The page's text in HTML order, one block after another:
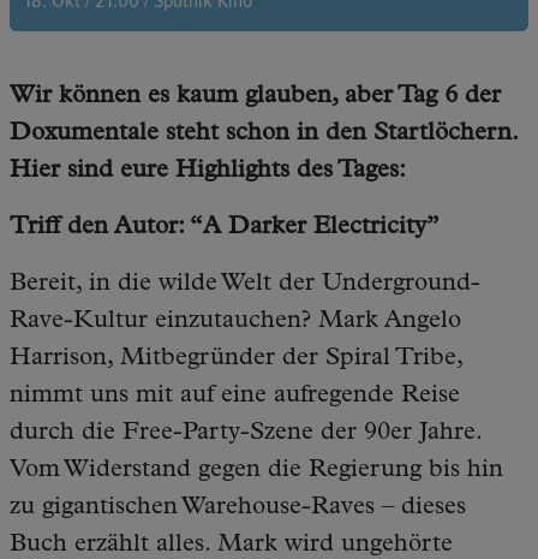
Mischung aus Rock- und Punkmusik, entstanden in den 80er
Jahren: “New Wave”. Getragen von den Klängen der Musik,
blickt die Regisseurin Elizabeth Ai persönlich und vulnerabel in
ihre eigene Vergangenheit zurück.
Wir können es kaum glauben, aber Tag 6 der
Doxumentale steht schon in den Startlöchern.
Hier sind eure Highlights des Tages:
Triff den Autor: “A Darker Electricity”
Bereit, in die wilde Welt der Underground-
Rave-Kultur einzutauchen? Mark Angelo
Harrison, Mitbegründer der Spiral Tribe,
nimmt uns mit auf eine aufregende Reise
durch die Free-Party-Szene der 90er Jahre.
Vom Widerstand gegen die Regierung bis hin
zu gigantischen Warehouse-Raves – dieses
Buch erzählt alles. Mark wird ungehörte